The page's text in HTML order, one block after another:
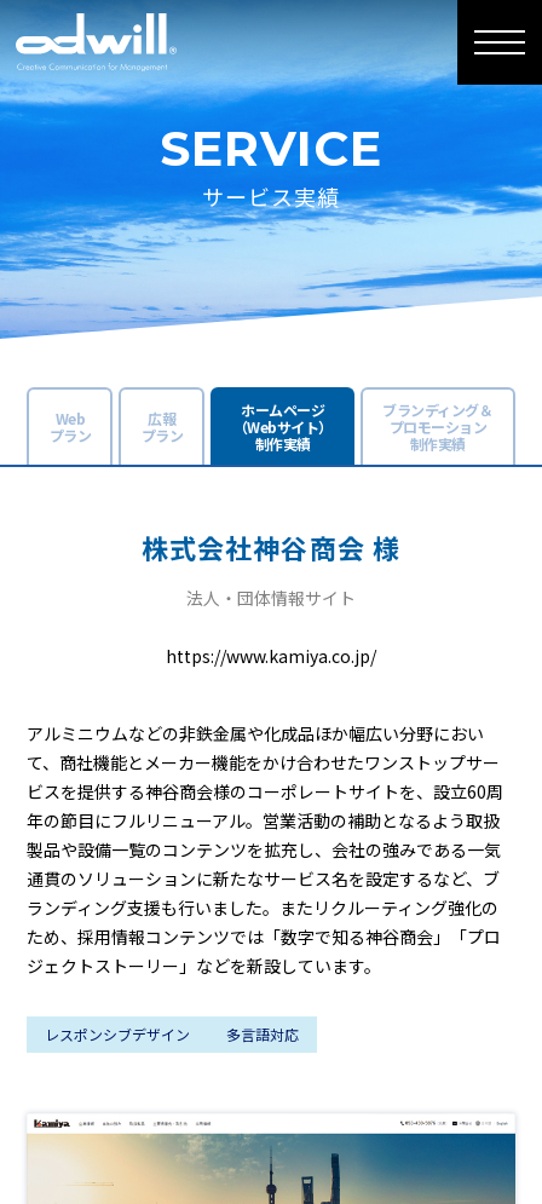
SERVICE
サービス実績
Web
プラン
広報
プラン
ホームページ
（Webサイト）
制作実績
ブランディング＆
プロモーション
制作実績
株式会社神谷商会 様
法人・団体情報サイト
https://www.kamiya.co.jp/
アルミニウムなどの非鉄金属や化成品ほか幅広い分野におい
て、商社機能とメーカー機能をかけ合わせたワンストップサー
ビスを提供する神谷商会様のコーポレートサイトを、設立60周
年の節目にフルリニューアル。営業活動の補助となるよう取扱
製品や設備一覧のコンテンツを拡充し、会社の強みである一気
通貫のソリューションに新たなサービス名を設定するなど、ブ
ランディング支援も行いました。またリクルーティング強化の
ため、採用情報コンテンツでは「数字で知る神谷商会」「プロ
ジェクトストーリー」などを新設しています。
レスポンシブデザイン 多言語対応